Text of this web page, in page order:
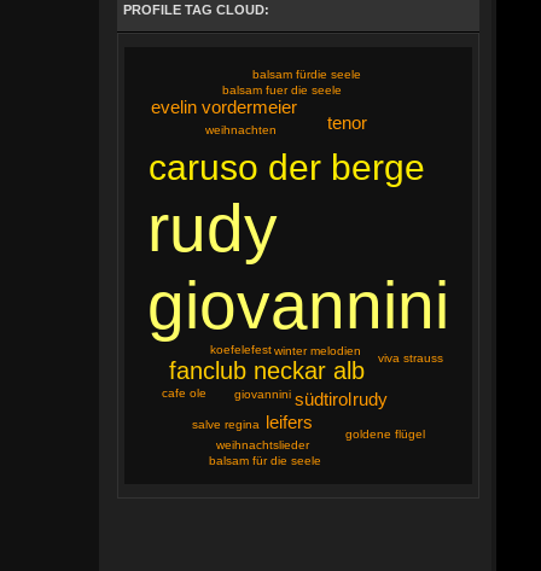
PROFILE TAG CLOUD:
rudy
giovannini
caruso der berge
fanclub neckar alb
südtirol
tenor
leifers
rudy
evelin vordermeier
weihnachtslieder
koefelefest
giovannini
viva strauss
winter melodien
weihnachten
balsam fuer die seele
balsam für die seele
balsam fürdie seele
salve regina
cafe ole
goldene flügel